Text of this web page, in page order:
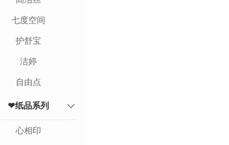
七度空间
护舒宝
洁婷
自由点
❤纸品系列
心相印